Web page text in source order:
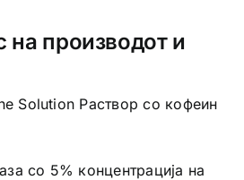
на производот и
Solution Раствор со кофеин
со 5% концентрација на